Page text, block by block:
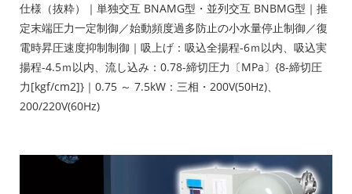
仕様（抜粋）｜単独交互 BNAMG型・並列交互 BNBMG型｜推
定末端圧力一定制御／始動頻度過多防止の小水量停止制御／復
電時昇圧速度抑制制御｜吸上げ：吸込全揚程-6ｍ以内、吸込実
揚程-4.5ｍ以内、流し込み：0.78-締切圧力〔MPa〕{8-締切圧
力[kgf/cm2]}｜0.75 ～ 7.5kW：三相・200V(50Hz)、
200/220V(60Hz)